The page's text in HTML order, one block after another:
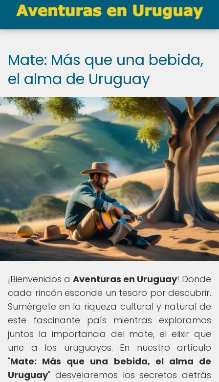
Mate: Más que una bebida,
el alma de Uruguay
¡Bienvenidos a Aventuras en Uruguay! Donde
cada rincón esconde un tesoro por descubrir.
Sumérgete en la riqueza cultural y natural de
este fascinante país mientras exploramos
juntos la importancia del mate, el elixir que
une a los uruguayos. En nuestro artículo
"Mate: Más que una bebida, el alma de
Uruguay" desvelaremos los secretos detrás